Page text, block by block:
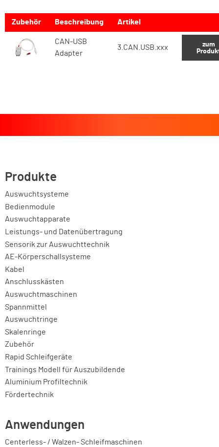
Zubehör Beschreibung Artikel
CAN-USB
Adapter
3.CAN.USB.xxx
zum
Produkte
Auswuchtsysteme
Bedienmodule
Auswuchtapparate
Leistungs- und Datenübertragung
Sensorik zur Auswuchttechnik
AE-Körperschallsysteme
Kabel
Anschlusskästen
Auswuchtmaschinen
Spannmittel
Auswuchtringe
Skalenringe
Zubehör
Rapid Schleifgeräte
Trainings Modell für Auszubildende
Aluminium Profiltechnik
Fördertechnik
Anwendungen
Centerless- / Walzen- Schleifmaschinen